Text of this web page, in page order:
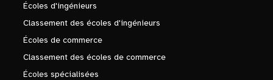
Écoles d'ingénieurs
Classement des écoles d'ingénieurs
Écoles de commerce
Classement des écoles de commerce
Écoles spécialisées